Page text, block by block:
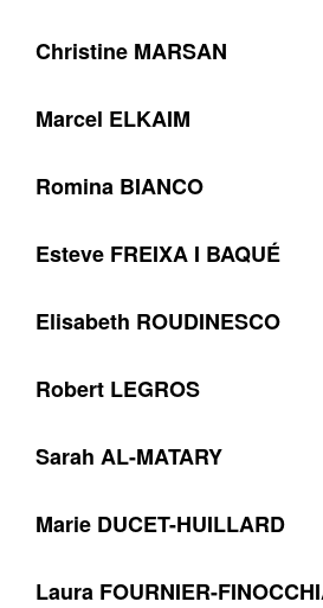
Christine MARSAN
Marcel ELKAIM
Romina BIANCO
Esteve FREIXA I BAQUÉ
Elisabeth ROUDINESCO
Robert LEGROS
Sarah AL-MATARY
Marie DUCET-HUILLARD
Laura FOURNIER-